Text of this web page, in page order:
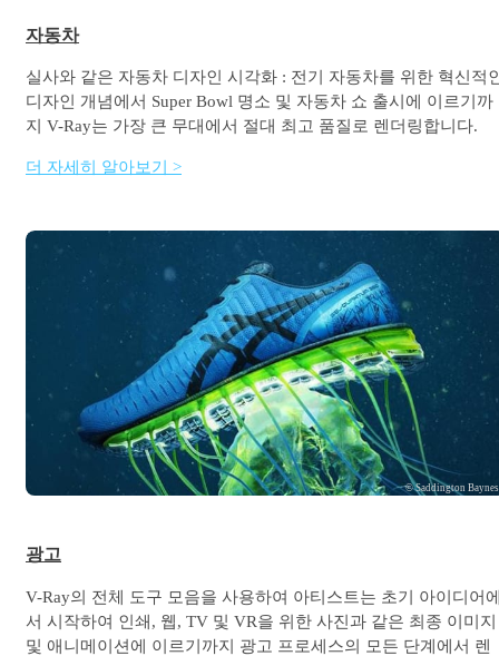
자동차
실사와 같은 자동차 디자인 시각화 : 전기 자동차를 위한 혁신적
디자인 개념에서 Super Bowl 명소 및 자동차 쇼 출시에 이르기까
지 V-Ray는 가장 큰 무대에서 절대 최고 품질로 렌더링합니다.
더 자세히 알아보기 >
© Saddington Baynes
광고
V-Ray의 전체 도구 모음을 사용하여 아티스트는 초기 아이디어
서 시작하여 인쇄, 웹, TV 및 VR을 위한 사진과 같은 최종 이미지
및 애니메이션에 이르기까지 광고 프로세스의 모든 단계에서 렌